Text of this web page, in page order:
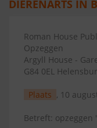
DIERENARTS IN
Roman House
Opzeggen
Argyll House -
G84 0EL
Plaats , 10
Betreft: